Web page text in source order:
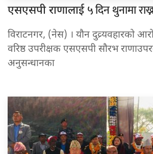
एसएसपी राणालाई ५ दिन थुनामा
विराटनगर, (नेस) । यौन दुव्र्यवहारको
वरिष्ठ उपरीक्षक एसएसपी सौरभ
अनुसन्धानका